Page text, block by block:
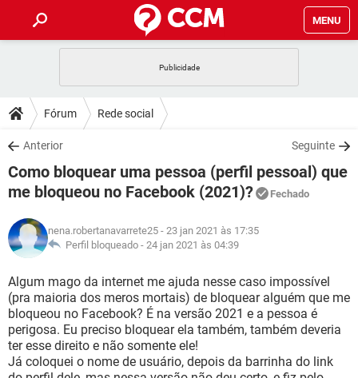
MENU
CELULAR
OUTLOOK
INSTAGRAM GMAIL
GUIA DE COMPRAS
DICAS
JOGOS
OUTLOOK EXCEL
GUIA DE COMPRAS
DOWNLOADS
JOGOS WHATSAPP
CELULAR FACEBOOK
OUTLOOK EXCEL
INSTAGRAM
GUIA DE COMPRAS
FÓRUM
CELULAR FACEBOOK
INSTAGRAM GMAIL
GUIA DE COMPRAS
GLOSSÁRIO
JOGOS
CELULAR FACEBOOK
OUTLOOK EXCEL
INSTAGRAM GMAIL
GUIA DE COMPRAS
Fórum Rede social
Anterior Seguinte
Como bloquear uma pessoa (perfil pessoal) que
me bloqueou no Facebook (2021)?
Fechado
nena.robertanavarrete25 - 23 jan 2021 às 17:35
Perfil bloqueado - 24 jan 2021 às 04:39
Algum mago da internet me ajuda nesse caso impossível
(pra maioria dos meros mortais) de bloquear alguém que me
bloqueou no Facebook? É na versão 2021 e a pessoa é
perigosa. Eu preciso bloquear ela também, também deveria
ter esse direito e não somente ele!
Já coloquei o nome de usuário, depois da barrinha do link